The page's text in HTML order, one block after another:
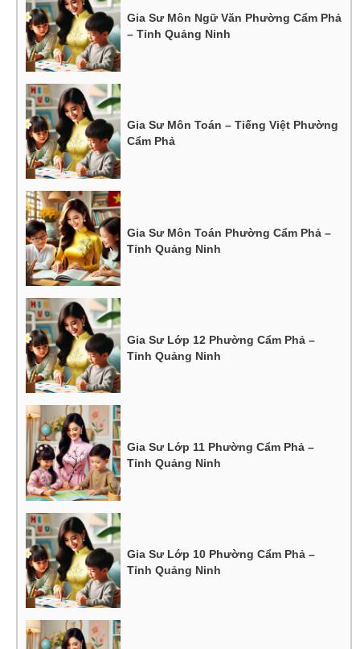
Gia Sư Môn Ngữ Văn Phường Cẩm Phả
– Tỉnh Quảng Ninh
Gia Sư Môn Toán – Tiếng Việt Phường
Cẩm Phả
Gia Sư Môn Toán Phường Cẩm Phả –
Tỉnh Quảng Ninh
Gia Sư Lớp 12 Phường Cẩm Phả –
Tỉnh Quảng Ninh
Gia Sư Lớp 11 Phường Cẩm Phả –
Tỉnh Quảng Ninh
Gia Sư Lớp 10 Phường Cẩm Phả –
Tỉnh Quảng Ninh